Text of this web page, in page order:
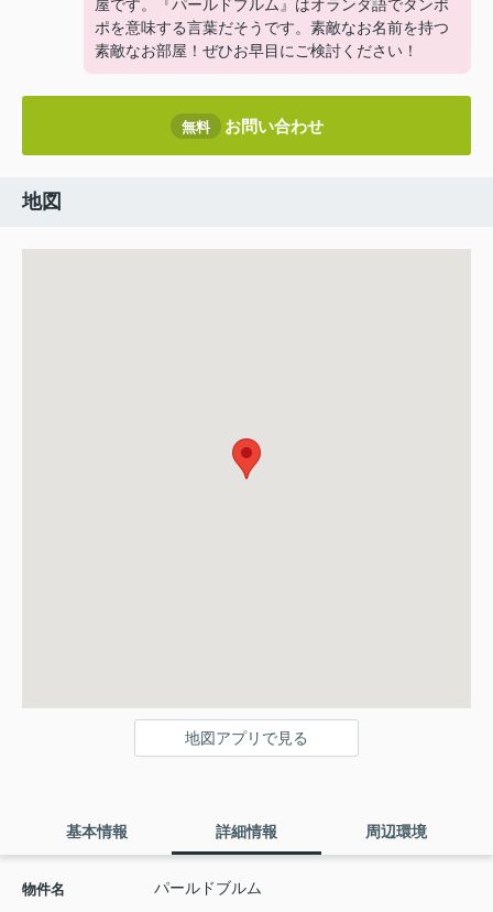
屋です。『パールドブルム』はオランダ語でタンポ
ポを意味する言葉だそうです。素敵なお名前を持つ
素敵なお部屋！ぜひお早目にご検討ください！
無料 お問い合わせ
地図
地図アプリで見る
基本情報 詳細情報 周辺環境
物件名 パールドブルム